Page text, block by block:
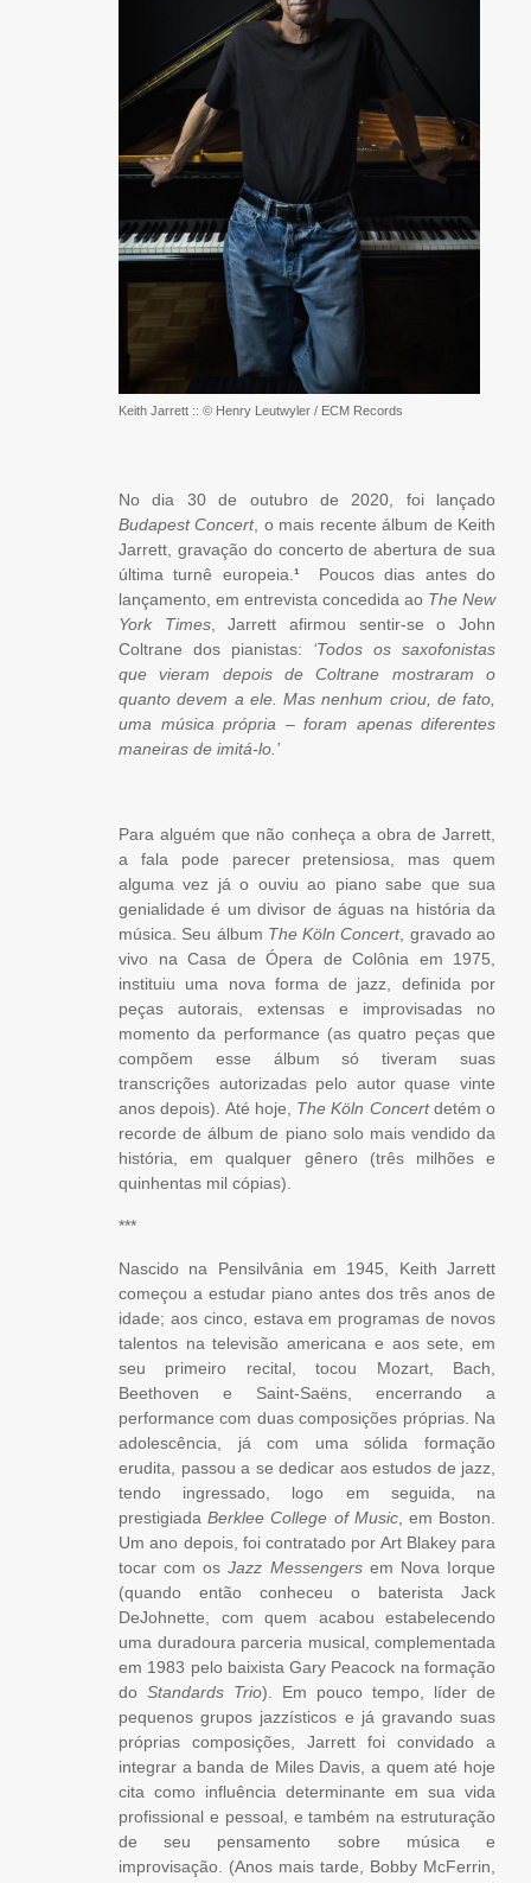
Keith Jarrett :: © Henry Leutwyler / ECM Records
No dia 30 de outubro de 2020, foi lançado
Budapest Concert, o mais recente álbum de Keith
Jarrett, gravação do concerto de abertura de sua
última turnê europeia. ¹
Poucos dias antes do
lançamento, em entrevista concedida ao The New
York Times, Jarrett afirmou sentir-se o John
Coltrane dos pianistas: ‘Todos os saxofonistas
que vieram depois de Coltrane mostraram o
quanto devem a ele. Mas nenhum criou, de fato,
uma música própria – foram apenas diferentes
maneiras de imitá-lo.’
Para alguém que não conheça a obra de Jarrett,
a fala pode parecer pretensiosa, mas quem
alguma vez já o ouviu ao piano sabe que sua
genialidade é um divisor de águas na história da
música. Seu álbum The Köln Concert, gravado ao
vivo na Casa de Ópera de Colônia em 1975,
instituiu uma nova forma de jazz, definida por
peças autorais, extensas e improvisadas no
momento da performance (as quatro peças que
compõem esse álbum só tiveram suas
transcrições autorizadas pelo autor quase vinte
anos depois). Até hoje, The Köln Concertdetém o
recorde de álbum de piano solo mais vendido da
história, em qualquer gênero (três milhões e
quinhentas mil cópias).
***
Nascido na Pensilvânia em 1945, Keith Jarrett
começou a estudar piano antes dos três anos de
idade; aos cinco, estava em programas de novos
talentos na televisão americana e aos sete, em
seu primeiro recital, tocou Mozart, Bach,
Beethoven e Saint-Saëns, encerrando a
performance com duas composições próprias. Na
adolescência, já com uma sólida formação
erudita, passou a se dedicar aos estudos de jazz,
tendo ingressado, logo em seguida, na
prestigiadaBerklee College of Music, em Boston.
Um ano depois, foi contratado por Art Blakey para
tocar com osJazz Messengers em Nova Iorque
(quando então conheceu o baterista Jack
DeJohnette, com quem acabou estabelecendo
uma duradoura parceria musical, complementada
em 1983 pelo baixista Gary Peacock na formação
do Standards Trio). Em pouco tempo, líder de
pequenos grupos jazzísticos e já gravando suas
próprias composições, Jarrett foi convidado a
integrar a banda de Miles Davis, a quem até hoje
cita como influência determinante em sua vida
profissional e pessoal, e também na estruturação
de seu pensamento sobre música e
improvisação. (Anos mais tarde, Bobby McFerrin,